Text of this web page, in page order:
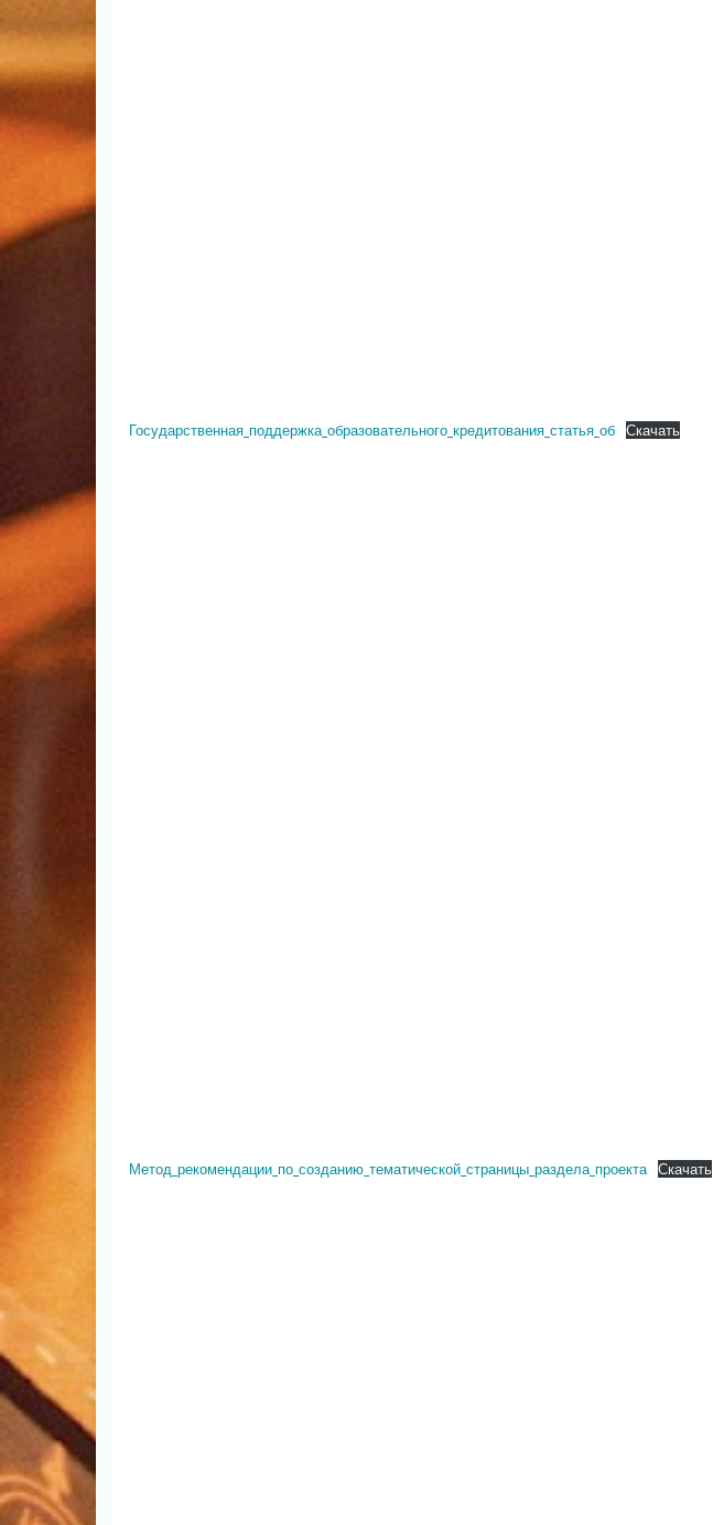
Государственная_поддержка_образовательного_кредитования_статья_об Скачать
Метод_рекомендации_по_созданию_тематической_страницы_раздела_проекта Скачать